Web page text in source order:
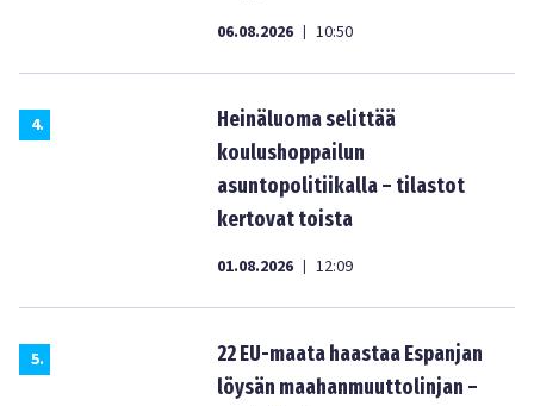
06.08.2026 | 10:50
4.
Heinäluoma selittää
koulushoppailun
asuntopolitiikalla – tilastot
kertovat toista
01.08.2026 | 12:09
5.
22 EU-maata haastaa Espanjan
löysän maahanmuuttolinjan –